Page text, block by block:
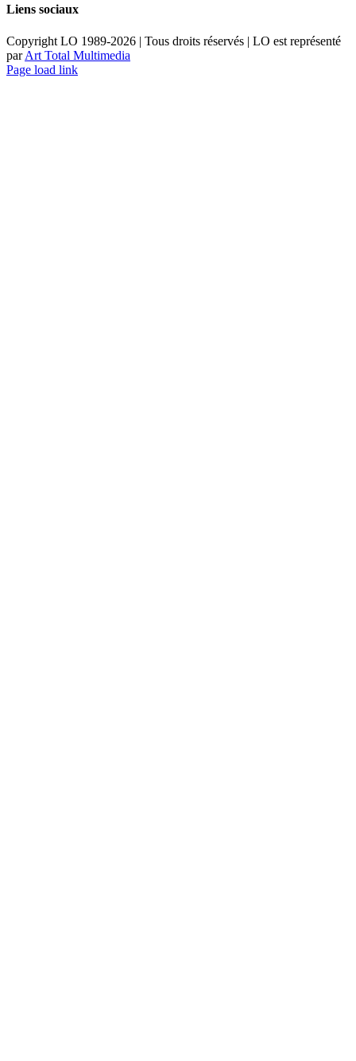
Liens sociaux
Copyright LO 1989-2026 | Tous droits réservés | LO est représenté
parArt Total Multimedia
Facebook
Instagram
Email
Pinterest
YouTube
Page load link